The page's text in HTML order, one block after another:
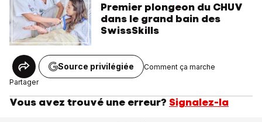
Premier plongeon du CHUV
dans le grand bain des
SwissSkills
Partager
Source privilégiée Comment ça marche
Vous avez trouvé une erreur? Signalez-la